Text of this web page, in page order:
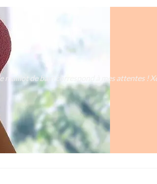
maillot de bain correspond à mes attentes !